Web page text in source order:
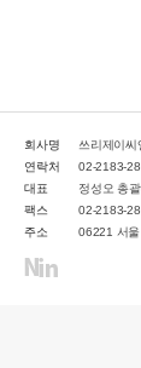
회사명
쓰리제이씨
연락처
02-2183-
대표
정성오 총
팩스
02-2183-
주소
06221 서